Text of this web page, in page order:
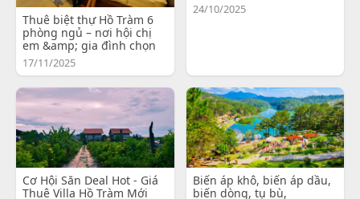
Thuê biệt thự Hồ Tràm 6
phòng ngủ – nơi hội chị
em &amp; gia đình chọn
17/11/2025
24/10/2025
Cơ Hội Săn Deal Hot - Giá
Thuê Villa Hồ Tràm Mới
Biến áp khô, biến áp dầu,
biến dòng, tụ bù,